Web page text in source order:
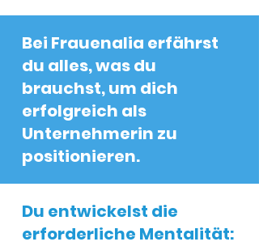
Bei Frauenalia erfährst
du alles, was du
brauchst, um dich
erfolgreich als
Unternehmerin zu
positionieren.
Du entwickelst die
erforderliche Mentalität: